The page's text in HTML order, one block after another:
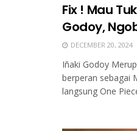
Fix ! Mau
Godoy,
DECEMBER 20, 2024
Iñaki Godoy
berperan sebagai
langsung One